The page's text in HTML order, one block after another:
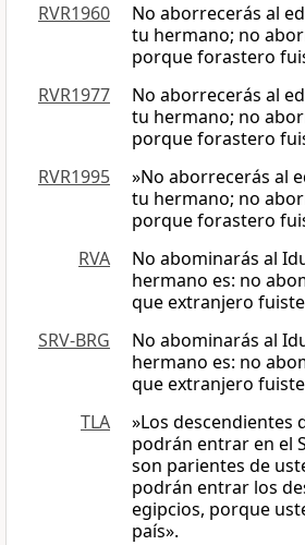
RVR1960
No aborrecerás al
tu hermano; no
porque forastero
RVR1977
No aborrecerás al
tu hermano; no
porque forastero
RVR1995
»No aborrecerás al
tu hermano; no
porque forastero
RVA
No abominarás al
hermano es: no
que extranjero
SRV-BRG
No abominarás al
hermano es: no
que extranjero
TLA
»Los descendientes
podrán entrar en el
son parientes de
podrán entrar los
egipcios, porque
país».